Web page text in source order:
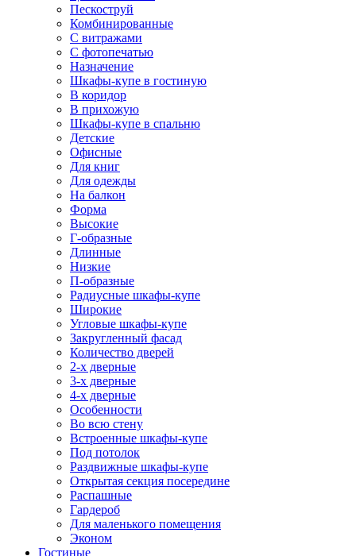
Пескоструй
Комбинированные
С витражами
С фотопечатью
Назначение
Шкафы-купе в гостиную
В коридор
В прихожую
Шкафы-купе в спальню
Детские
Офисные
Для книг
Для одежды
На балкон
Форма
Высокие
Г-образные
Длинные
Низкие
П-образные
Радиусные шкафы-купе
Широкие
Угловые шкафы-купе
Закругленный фасад
Количество дверей
2-х дверные
3-х дверные
4-х дверные
Особенности
Во всю стену
Встроенные шкафы-купе
Под потолок
Раздвижные шкафы-купе
Открытая секция посередине
Распашные
Гардероб
Для маленького помещения
Эконом
Гостиные